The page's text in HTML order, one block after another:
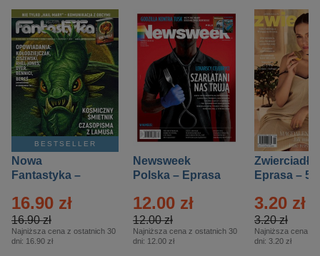
BESTSELLER
Nowa
Fantastyka –
16.90 zł
16.90 zł
Najniższa cena z ostatnich 30
dni: 16.90 zł
Newsweek
Polska – Eprasa
12.00 zł
12.00 zł
Najniższa cena z ostatnich 30
dni: 12.00 zł
Zwierciadło
Eprasa – 5/
3.20 zł
3.20 zł
Najniższa cena z
dni: 3.20 zł